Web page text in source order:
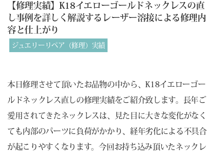
【修理実績】K18イエローゴールドネックレスの直
し事例を詳しく解説するレーザー溶接による修理内
容と仕上がり
ジュエリーリペア（修理）実績
本日修理させて頂いたお品物の中から、K18イエローゴー
ルドネックレス直しの修理実績をご紹介致します。長年ご
愛用されてきたネックレスは、見た目に大きな変化がなく
ても内部のパーツに負荷がかかり、経年劣化による不具合
が起こりやすくなります。今回お持ち込み頂いたネックレ